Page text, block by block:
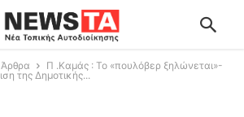
Άρθρα
Π .Καμάς : Το «πουλόβερ ξηλώνεται»-
της Δημοτικής...